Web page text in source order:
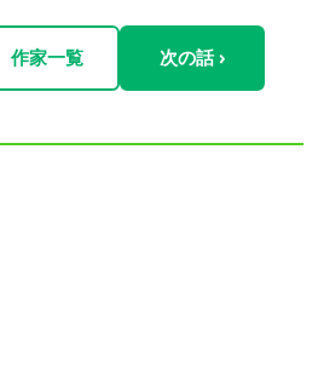
作家一覧 次の話 ›